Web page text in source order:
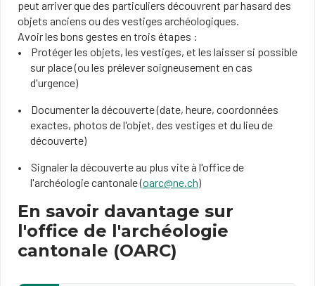
peut arriver que des particuliers découvrent par hasard des
objets anciens ou des vestiges archéologiques.
Avoir les bons gestes en trois étapes :
Protéger les objets, les vestiges, et les laisser si possible
sur place (ou les prélever soigneusement en cas
d'urgence)
Documenter la découverte (date, heure, coordonnées
exactes, photos de l'objet, des vestiges et du lieu de
découverte)
Signaler la découverte au plus vite à l'office de
l'archéologie cantonale (oarc@ne.ch)
En savoir davantage sur
l'office de l'archéologie
cantonale (OARC)